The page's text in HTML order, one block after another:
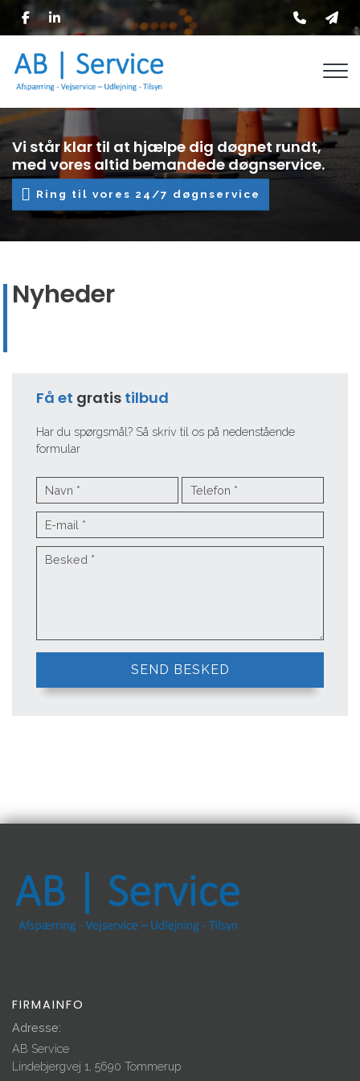
Skip
content
Vi står klar til at hjælpe dig døgnet rundt,
med vores altid bemandede døgnservice.
Ring til vores 24/7 døgnservice
Nyheder
Få et gratis tilbud
Har du spørgsmål? Så skriv til os på nedenstående
formular
FIRMAINFO
Adresse:
AB Service
Lindebjergvej 1, 5690 Tommerup